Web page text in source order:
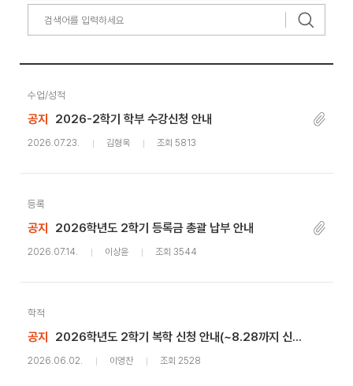
수업/성적
공지 2026-2학기 학부 수강신청 안내
2026.07.23. 김형욱 조회 5813
등록
공지 2026학년도 2학기 등록금 총괄 납부 안내
2026.07.14. 이상윤 조회 3544
학적
공지 2026학년도 2학기 복학 신청 안내(~8.28까지 신청기간 연장)
2026.06.02. 이영찬 조회 2528